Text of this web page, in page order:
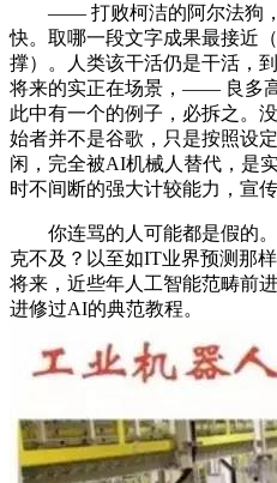
—— 打败柯洁的阿尔法狗，
快。取哪一段文字成果最接近
撑）。人类该干活仍是干活，
将来的实正在场景，—— 良多
此中有一个的例子，必拆之。
始者并不是谷歌，只是按照设
闲，完全被AI机械人替代，是
时不间断的强大计较能力，宣传
你连骂的人可能都是假的。
克不及？以至如IT业界预测那
将来，近些年人工智能范畴前
进修过AI的典范教程。